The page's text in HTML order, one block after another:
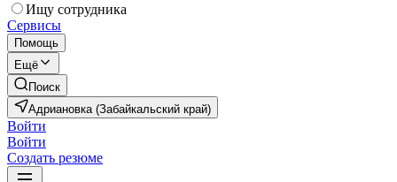
Ищу сотрудника
Сервисы
Помощь
Ещё
Поиск
Адриановка (Забайкальский край)
Войти
Войти
Создать резюме